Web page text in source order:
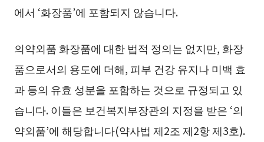
에서 ‘화장품’에 포함되지 않습니다.
의약외품 화장품에 대한 법적 정의는 없지만, 화장
품으로서의 용도에 더해, 피부 건강 유지나 미백 효
과 등의 유효 성분을 포함하는 것으로 규정되고 있
습니다. 이들은 보건복지부장관의 지정을 받은 ‘의
약외품’에 해당합니다(약사법 제2조 제2항 제3호).